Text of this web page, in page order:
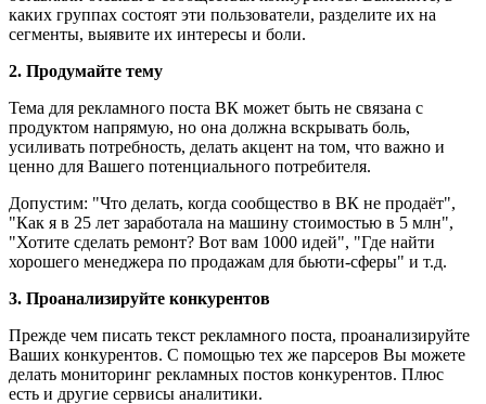
каких группах состоят эти пользователи, разделите их на
сегменты, выявите их интересы и боли.
2. Продумайте тему
Тема для рекламного поста ВК может быть не связана с
продуктом напрямую, но она должна вскрывать боль,
усиливать потребность, делать акцент на том, что важно и
ценно для Вашего потенциального потребителя.
Допустим: "Что делать, когда сообщество в ВК не продаёт",
"Как я в 25 лет заработала на машину стоимостью в 5 млн",
"Хотите сделать ремонт? Вот вам 1000 идей", "Где найти
хорошего менеджера по продажам для бьюти-сферы" и т.д.
3. Проанализируйте конкурентов
Прежде чем писать текст рекламного поста, проанализируйте
Ваших конкурентов. С помощью тех же парсеров Вы можете
делать мониторинг рекламных постов конкурентов. Плюс
есть и другие сервисы аналитики.